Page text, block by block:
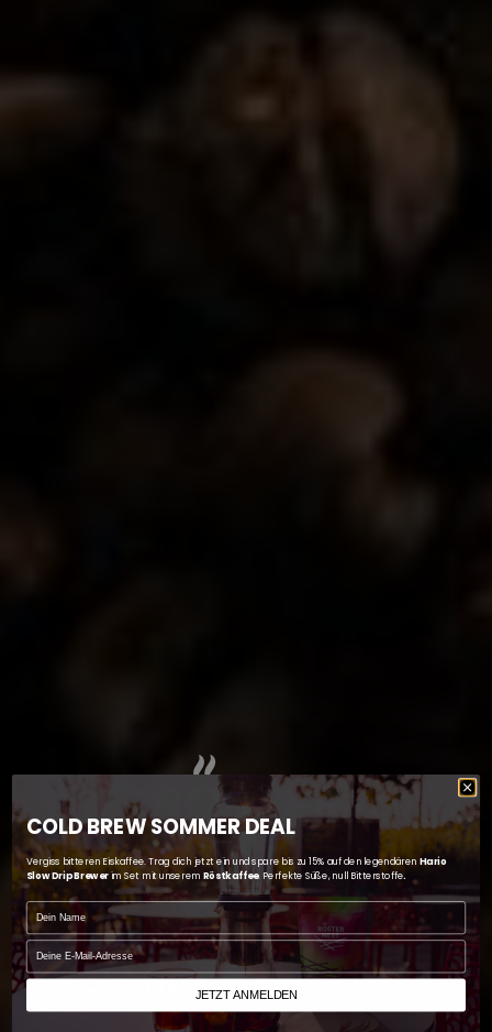
SO MUSS KAFFEE!
COLD BREW SOMMER DEAL
Vergiss bitteren Eiskaffee. Trag dich jetzt ein und spare bis zu 15% auf den legendären Hario
Slow Drip Brewerim Set mit unserem Röstkaffee. Perfekte Süße, null Bitterstoffe.
Name
email
JETZT ANMELDEN